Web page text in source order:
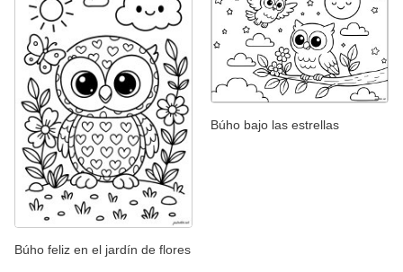
Búho feliz en el jardín de flores
Búho bajo las estrellas